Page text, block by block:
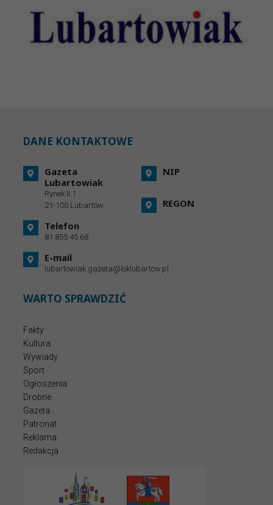
DANE KONTAKTOWE
Gazeta
Lubartowiak
Rynek II 1
21-100 Lubartów
Telefon
81 855 45 68
E-mail
lubartowiak.gazeta@loklubartow.pl
NIP
REGON
WARTO SPRAWDZIĆ
Fakty
Kultura
Wywiady
Sport
Ogłoszenia
Drobne
Gazeta
Patronat
Reklama
Redakcja